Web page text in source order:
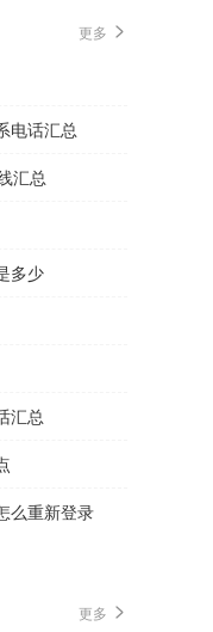
更多
电话汇总
汇总
多少
汇总
么重新登录
更多